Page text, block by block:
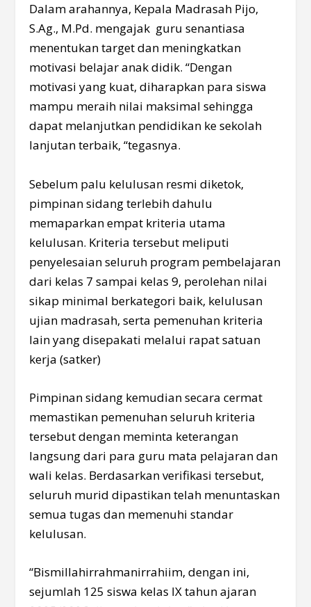
Dalam arahannya, Kepala Madrasah Pijo,
S.Ag., M.Pd. mengajak guru senantiasa
menentukan target dan meningkatkan
motivasi belajar anak didik. “Dengan
motivasi yang kuat, diharapkan para siswa
mampu meraih nilai maksimal sehingga
dapat melanjutkan pendidikan ke sekolah
lanjutan terbaik, “tegasnya.
Sebelum palu kelulusan resmi diketok,
pimpinan sidang terlebih dahulu
memaparkan empat kriteria utama
kelulusan. Kriteria tersebut meliputi
penyelesaian seluruh program pembelajaran
dari kelas 7 sampai kelas 9, perolehan nilai
sikap minimal berkategori baik, kelulusan
ujian madrasah, serta pemenuhan kriteria
lain yang disepakati melalui rapat satuan
kerja (satker)
Pimpinan sidang kemudian secara cermat
memastikan pemenuhan seluruh kriteria
tersebut dengan meminta keterangan
langsung dari para guru mata pelajaran dan
wali kelas. Berdasarkan verifikasi tersebut,
seluruh murid dipastikan telah menuntaskan
semua tugas dan memenuhi standar
kelulusan.
“Bismillahirrahmanirrahiim, dengan ini,
sejumlah 125 siswa kelas IX tahun ajaran